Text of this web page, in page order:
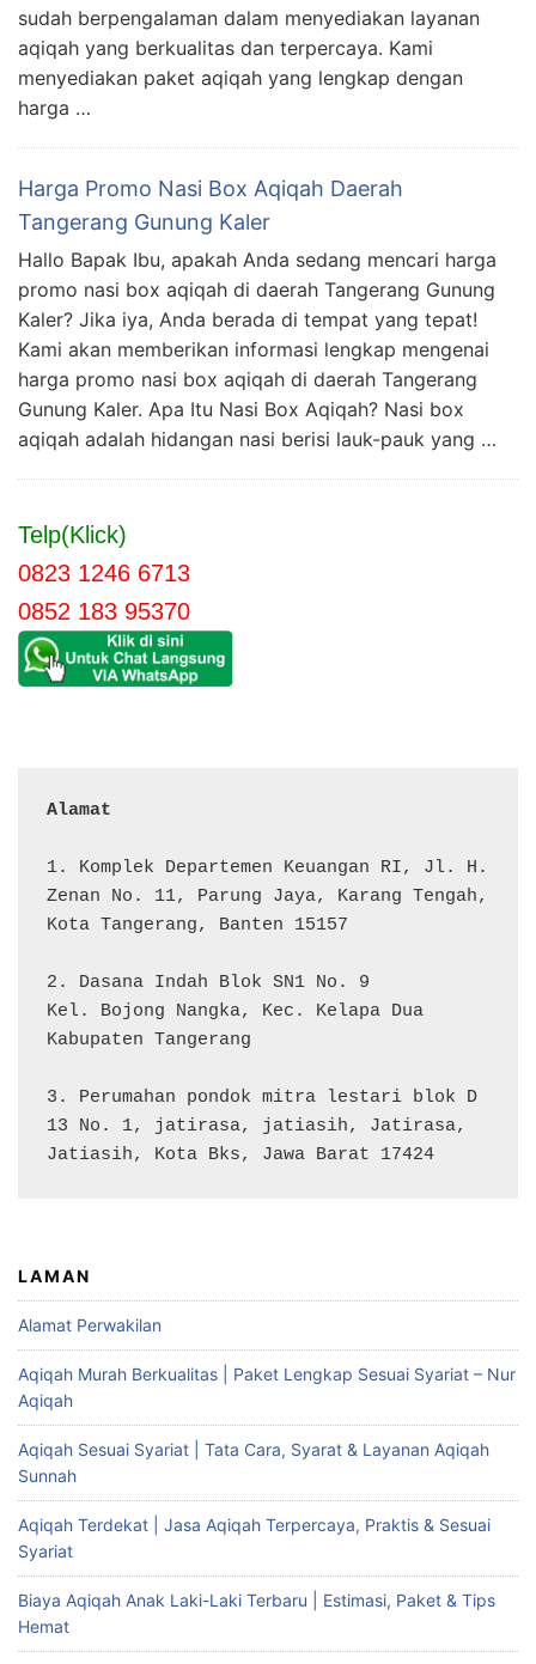
sudah berpengalaman dalam menyediakan layanan
aqiqah yang berkualitas dan terpercaya. Kami
menyediakan paket aqiqah yang lengkap dengan
harga …
Harga Promo Nasi Box Aqiqah Daerah
Tangerang Gunung Kaler
Hallo Bapak Ibu, apakah Anda sedang mencari harga
promo nasi box aqiqah di daerah Tangerang Gunung
Kaler? Jika iya, Anda berada di tempat yang tepat!
Kami akan memberikan informasi lengkap mengenai
harga promo nasi box aqiqah di daerah Tangerang
Gunung Kaler. Apa Itu Nasi Box Aqiqah? Nasi box
aqiqah adalah hidangan nasi berisi lauk-pauk yang …
Telp(Klick)
0823 1246 6713
0852 183 95370
Alamat
1. Komplek Departemen Keuangan RI, Jl. H.
Zenan No. 11, Parung Jaya, Karang Tengah,
Kota Tangerang, Banten 15157
2. Dasana Indah Blok SN1 No. 9
Kel. Bojong Nangka, Kec. Kelapa Dua
Kabupaten Tangerang
3. Perumahan pondok mitra lestari blok D
13 No. 1, jatirasa, jatiasih, Jatirasa,
Jatiasih, Kota Bks, Jawa Barat 17424
LAMAN
Alamat Perwakilan
Aqiqah Murah Berkualitas | Paket Lengkap Sesuai Syariat – Nur
Aqiqah
Aqiqah Sesuai Syariat | Tata Cara, Syarat & Layanan Aqiqah
Sunnah
Aqiqah Terdekat | Jasa Aqiqah Terpercaya, Praktis & Sesuai
Syariat
Biaya Aqiqah Anak Laki-Laki Terbaru | Estimasi, Paket & Tips
Hemat